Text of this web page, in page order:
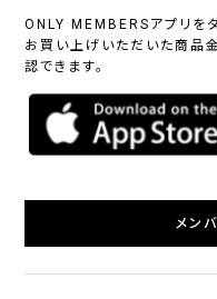
ONLY MEMBERSアプリを
お買い上げいただいた商品
認できます。
メン